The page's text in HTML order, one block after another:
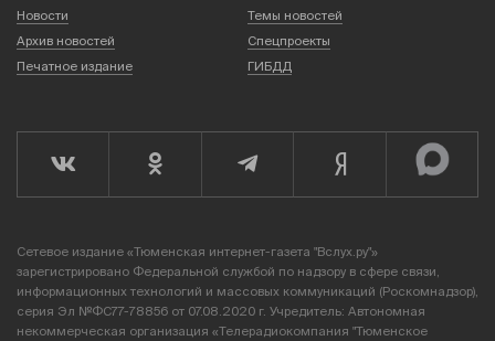
Новости
Темы новостей
Архив новостей
Спецпроекты
Печатное издание
ГИБДД
Сетевое издание «Тюменская интернет-газета "Вслух.ру"»
зарегистрировано Федеральной службой по надзору в сфере связи,
информационных технологий и массовых коммуникаций (Роскомнадзор),
серия Эл №ФС77-78856 от 07.08.2020 г. Учредитель: Автономная
некоммерческая организация «Телерадиокомпания "Тюменское